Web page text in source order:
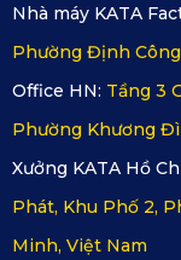
Nhà máy KATA
Phường Định
Office HN: Tầng 3
Phường Khương
Xưởng KATA Hồ
Phát, Khu Phố 2,
Minh, Việt Nam